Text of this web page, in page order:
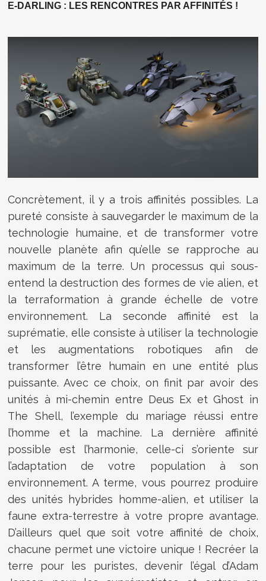
E-DARLING : LES RENCONTRES PAR AFFINITÉS !
Concrètement, il y a trois affinités possibles. La
pureté consiste à sauvegarder le maximum de la
technologie humaine, et de transformer votre
nouvelle planète afin qu’elle se rapproche au
maximum de la terre. Un processus qui sous-
entend la destruction des formes de vie alien, et
la terraformation à grande échelle de votre
environnement. La seconde affinité est la
suprématie, elle consiste à utiliser la technologie
et les augmentations robotiques afin de
transformer l’être humain en une entité plus
puissante. Avec ce choix, on finit par avoir des
unités à mi-chemin entre Deus Ex et Ghost in
The Shell, l’exemple du mariage réussi entre
l’homme et la machine. La dernière affinité
possible est l’harmonie, celle-ci s’oriente sur
l’adaptation de votre population à son
environnement. A terme, vous pourrez produire
des unités hybrides homme-alien, et utiliser la
faune extra-terrestre à votre propre avantage.
D’ailleurs quel que soit votre affinité de choix,
chacune permet une victoire unique ! Recréer la
terre pour les puristes, devenir l’égal d’Adam